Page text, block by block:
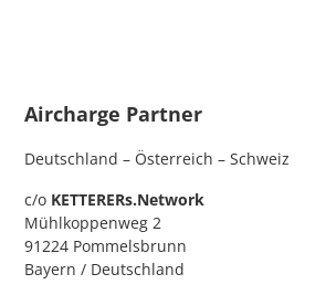
Aircharge Partner
Deutschland – Österreich – Schweiz
c/o KETTERERs.Network
Mühlkoppenweg 2
91224 Pommelsbrunn
Bayern / Deutschland